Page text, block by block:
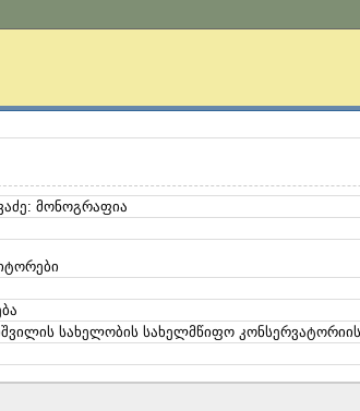
მონოგრაფია
სახელობის სახელმწიფო